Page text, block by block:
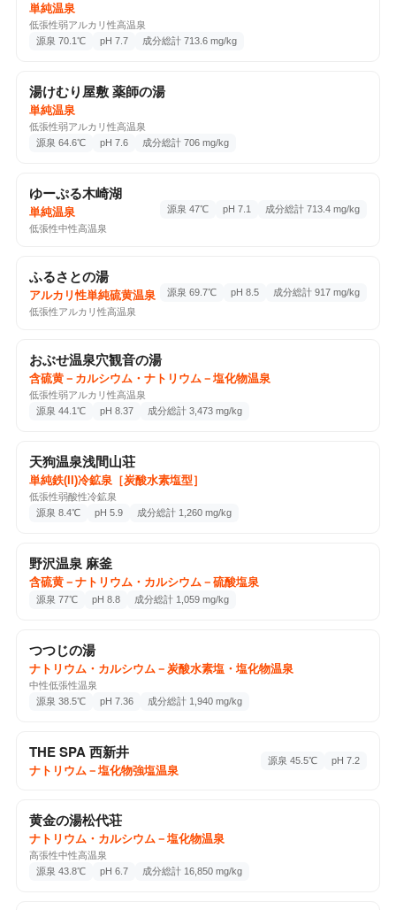
つつじの湯
分析書
ナトリウム・カルシウム－炭酸水素塩・塩化物
キャベツマラソンの後 冷泉があって岩盤浴が同料金
THE SPA 西新井
ナトリウム－塩化物強塩温泉
西新井栄町1-17-10 (ウェルネスタウン西新井 3F-4F),
2026/07/03 化粧水と乳液が設置されるようになって
いた
31回チェックイン
♨️ 温泉・サウナ
黄金の湯松代荘
ナトリウム・カルシウム－塩化物温泉
1回チェックイン
♨️ 温泉・サウナ
分析書
浅間温泉3-16-3, 松本市, 長野県, 390-0303
2回チェックイン
上田市, 長野県, 386-0002
♨️ 温泉・サウナ
分析書
大字田沢3244-1, 小県郡青木村, 長野県, 386-1601
1回チェックイン
単純温泉
低張性弱アルカリ性高温泉
源泉 70.1℃
pH 7.7 成分総計 713.6 mg/kg
湯けむり屋敷 薬師の湯
単純温泉
低張性弱アルカリ性高温泉
源泉 64.6℃
pH 7.6 成分総計 706 mg/kg
ゆーぷる木崎湖
単純温泉
低張性中性高温泉
源泉 47℃ pH 7.1 成分総計 713.4 mg/kg
ふるさとの湯
アルカリ性単純硫黄温泉
低張性アルカリ性高温泉
源泉 69.7℃ pH 8.5 成分総計 917 mg/kg
おぶせ温泉穴観音の湯
含硫黄－カルシウム・ナトリウム－塩化物温泉
低張性弱アルカリ性高温泉
源泉 44.1℃
pH 8.37 成分総計 3,473 mg/kg
天狗温泉浅間山荘
単純鉄(II)冷鉱泉［炭酸水素塩型］
低張性弱酸性冷鉱泉
源泉 8.4℃
pH 5.9 成分総計 1,260 mg/kg
野沢温泉 麻釜
含硫黄－ナトリウム・カルシウム－硫酸塩泉
源泉 77℃ pH 8.8 成分総計 1,059 mg/kg
つつじの湯
ナトリウム・カルシウム－炭酸水素塩・塩化物温泉
中性低張性温泉
源泉 38.5℃
pH 7.36 成分総計 1,940 mg/kg
THE SPA 西新井
ナトリウム－塩化物強塩温泉
源泉 45.5℃ pH 7.2
黄金の湯松代荘
ナトリウム・カルシウム－塩化物温泉
高張性中性高温泉
源泉 43.8℃
pH 6.7 成分総計 16,850 mg/kg